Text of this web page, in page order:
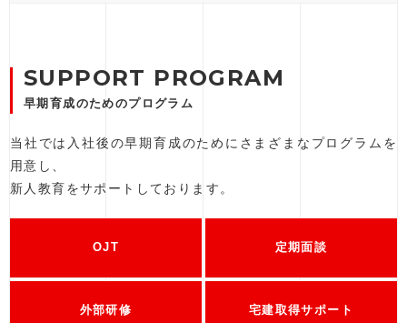
SUPPORT PROGRAM
早期育成のためのプログラム
当社では入社後の早期育成のためにさまざまなプログラムを
用意し、
新人教育をサポートしております。
OJT 定期面談
外部研修 宅建取得サポート